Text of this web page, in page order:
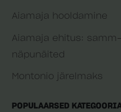
Aiamaja hooldamine
Aiamaja ehitus:
näpunäited
Montonio järelmaks
POPULAARSED